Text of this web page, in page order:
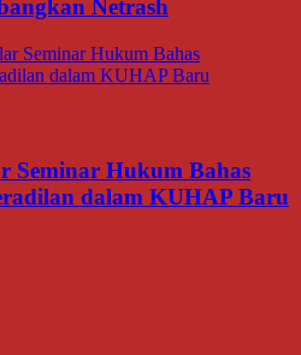
Netrash
Seminar Hukum Bahas
dalam KUHAP Baru